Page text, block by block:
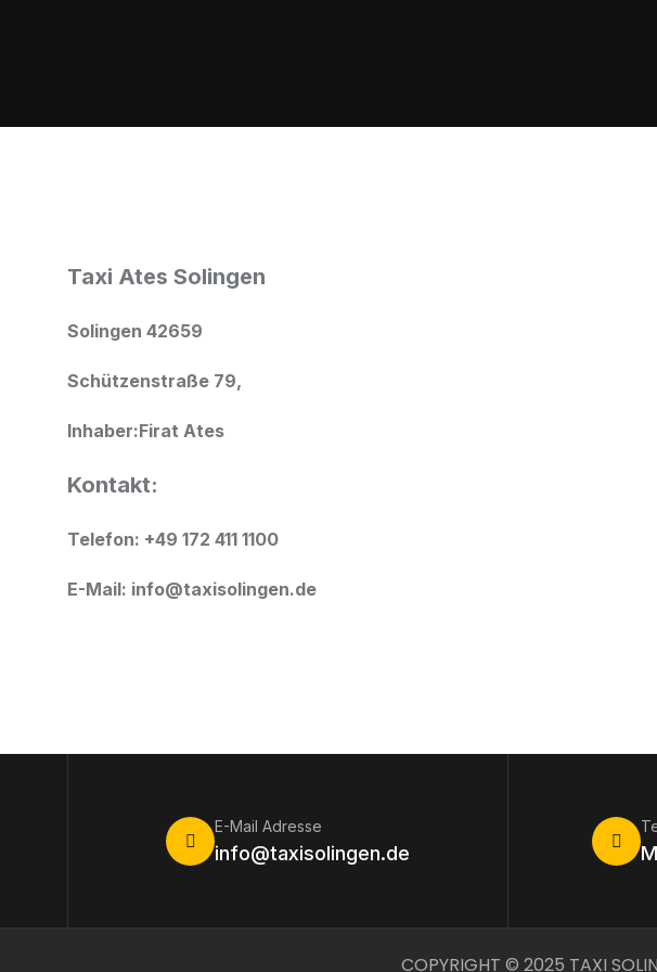
Taxi Ates Solingen
Solingen 42659
Schützenstraße 79,
Inhaber:Firat Ates
Kontakt:
Telefon: +49 172 411 1100
E-Mail: info@taxisolingen.de
E-Mail Adresse
info@taxisolingen.de
COPYRIGHT © 2025 TAXI